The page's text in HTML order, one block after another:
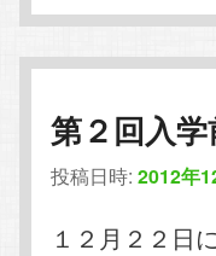
第２回入
投稿日時:2012年
１２月２２日